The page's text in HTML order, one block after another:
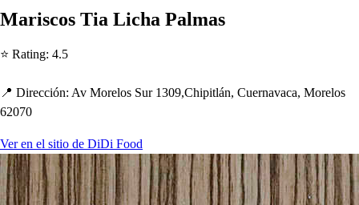
Mariscos Tia Licha Palmas
⭐ Rating: 4.5
📍 Dirección: Av Morelos Sur 1309,Chipitlán, Cuernavaca, Morelos
62070
Ver en el sitio de DiDi Food